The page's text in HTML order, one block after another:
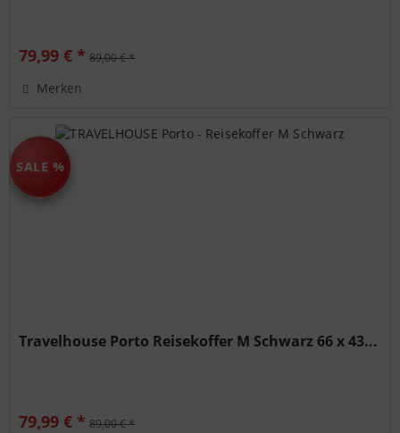
79,99 € * 89,00 € *
Merken
SALE %
Travelhouse Porto Reisekoffer M Schwarz 66 x 43...
79,99 € * 89,00 € *